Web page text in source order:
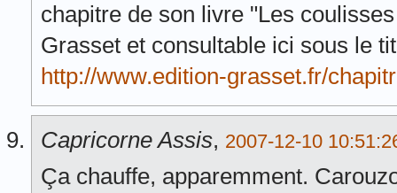
chapitre de son livre "Les
Grasset et consultable ici sous le
http://www.edition-grasset.fr/
Capricorne Assis, 2007-12-10
Ça chauffe, apparemment.